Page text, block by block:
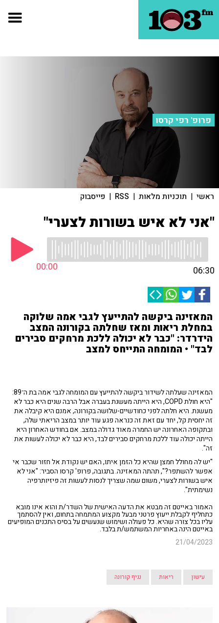
פרופ' רפי קרסו
ראשי | תוכניות מלאות |
RSS
| פייסבוק
"אני לא איש בשורות לצערי"
00:00 06:30
המאזינה ביקשה להתייעץ לגבי אמה שלוקה
במחלת ריאות ומאז שחלתה בקורונה המצב
הידרדר: "כבר לא יכולה ללכת מרחקים סבירים
לבד" • המומחה התייחס למצב
המאזינה שעלתה לשידור ביקשה להתייעץ עם המומחה לגבי אמה בת ה־89:
"היא חולת COPD, היא הייתה מעשנת בעברה אבל הרבה שנים היא כבר לא
מעשנת. היא חלתה לפני כחודשיים-שלושה בקורונה, אמנם היא קיבלה את
זה יחסית קל, יחד עם זאת זה כנראה פגע עוד יותר במצב הריאתי שלה,
ובתקופה האחרונה יש החמרה מאוד גדולה במצב. אם בחודש האחרון היא
הייתה יכולה עוד ללכת מרחקים סבירים לבד, היא כבר לא יכולה לעשות את
זה".
"יש לה מחולל חמצן שהיא כל הזמן איתו, האם יש נקודת אל חזור שכבר אי
אפשר להשתפר?", תהתה המאזינה. בתגובה, פרופ' קרסו הסביר: "אני לא
איש בשורות לצערי, משום שמה שצריך לנסות לעשות זה פיזיותרפיה
נשימתית".
האמור באייטם זה מבטא את הדעה האישית של השדר/ת והוא אינו מובא
כתחליף לקבלת ייעוץ פרטני מבעל מקצוע המתמחה בתחום, ואין להסתמך
עליו בכל צורה שהיא. כל פעולה ושימוש שנעשים על בסיס התכנים המופיעים
באייטם הינה באחריות המשתמש/ת בלבד.
21/04/2023
עישון ריאות נגיף קורונה